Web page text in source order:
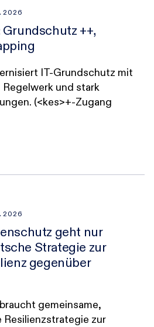
++,
IT‑Grundschutz mit
und stark
(<kes>+-Zugang
geht nur
Strategie zur
gegenüber
gemeinsame,
zur